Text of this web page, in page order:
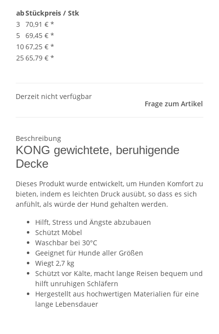
abStückpreis / Stk
3
70,91 € *
5
69,45 € *
1067,25 € *
25 65,79 € *
Derzeit nicht verfügbar
Frage zum Artikel
Beschreibung
KONG gewichtete, beruhigende
Decke
Dieses Produkt wurde entwickelt, um Hunden Komfort zu
bieten, indem es leichten Druck ausübt, so dass es sich
anfühlt, als würde der Hund gehalten werden.
Hilft, Stress und Ängste abzubauen
Schützt Möbel
Waschbar bei 30°C
Geeignet für Hunde aller Größen
Wiegt 2,7 kg
Schützt vor Kälte, macht lange Reisen bequem und
hilft unruhigen Schläfern
Hergestellt aus hochwertigen Materialien für eine
lange Lebensdauer